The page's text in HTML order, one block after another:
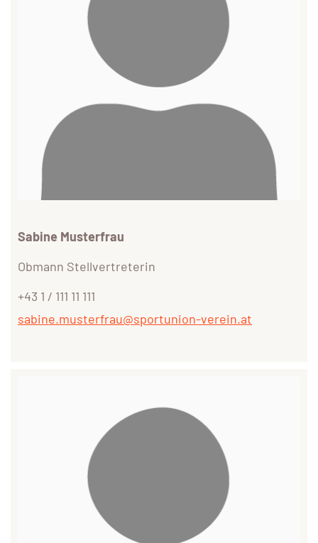
Sabine Musterfrau
Obmann Stellvertreterin
+43 1 / 111 11 111
sabine.musterfrau@sportunion-verein.at